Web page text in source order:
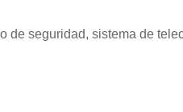
de seguridad, sistema de